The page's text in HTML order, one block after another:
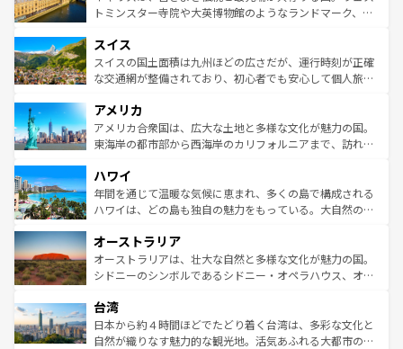
らに、パリ以外の地域にも魅力が溢れており、どの街角に
れる地方に足を運ぶとそれぞれで全く異なる文化を体験で
きるだろう。 なお、新着のフランス情報はコンテンツ一覧
を参照してほしい。
してライン川沿いのワイン畑といった風景は必見。ビール
は、お酒好きな人にはぜひ体験してほしい。 なお、新着の
ドイツ情報はコンテンツ一覧を参照してほしい。
トミンスター寺院や大英博物館のようなランドマーク、歴
リアごとに異なる魅力がある。また、優雅なアフタヌーン
ティー、ビール好きにはたまらない英国パブ、サッカー観
戦など、本場だからこそできる体験も豊富。イギリスを旅
ンツ一覧を参照してほしい。
スイス
スイスの国土面積は九州ほどの広さだが、運行時刻が正確
な交通網が整備されており、初心者でも安心して個人旅行
の建物がそのまま残る町や、スイスならではのユニークな
博物館もあり、アルプス観光だけでなく町歩きも満喫する
ことができる。国民の所得が高いため物価も高いが、旅行
ば市内交通費無料で観光を楽しむこともできる。 なお、新
着のスイス情報はコンテンツ一覧 を参照してほしい。
アメリカ
アメリカ合衆国は、広大な土地と多様な文化が魅力の国。
東海岸の都市部から西海岸のカリフォルニアまで、訪れる
のような巨大都市は、観光、ショッピング、エンターテイ
ンメントが詰まった刺激的なスポットだ。一方、アメリカ
西部には大自然が広がり、グランドキャニオンやイエロー
部のニューオーリンズでは、音楽と美食が融合した独特の
文化が魅力。旅行者はアメリカの各地域で異なる魅力を楽
しみながら、その多様性と豊かな歴史を感じることができ
ならではの贅沢な旅のスタイルだ。 なお、新着のアメリカ
情報はコンテンツ一覧を参照してほしい。
ハワイ
年間を通じて温暖な気候に恵まれ、多くの島で構成される
ハワイは、どの島も独自の魅力をもっている。大自然の神
ワイ島は見逃せない。また、定番の観光地といえばオアフ
島だが、静かな自然を求めるならマウイ島やカウアイ島が
おすすめ。エメラルドグリーンに輝く海をはじめ、豊かな
れるおもてなしの心で訪れる人々を迎えてくれるハワイの
人々、おいしいローカルフードやハワイアンミュージッ
ク、伝統的なフラダンスなど、すべてがハワイの魅力を彩
オーストラリア
オーストラリアは、壮大な自然と多様な文化が魅力の国。
シドニーのシンボルであるシドニー・オペラハウス、オー
リアリーフや大陸中央部にそびえるウルル（エアーズロッ
ク）、タスマニアの美しい原生林やケアンズの熱帯雨林な
ど、見どころがたくさん。また、カフェやワイン、オージ
台湾
日本から約４時間ほどでたどり着く台湾は、多彩な文化と
自然が織りなす魅力的な観光地。活気あふれる大都市の台